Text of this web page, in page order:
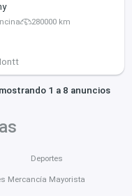
280000 km
1 a 8 anuncios
Deportes
Mercancía Mayorista